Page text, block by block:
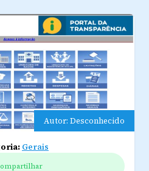
Autor: Desconhecido
Gerais